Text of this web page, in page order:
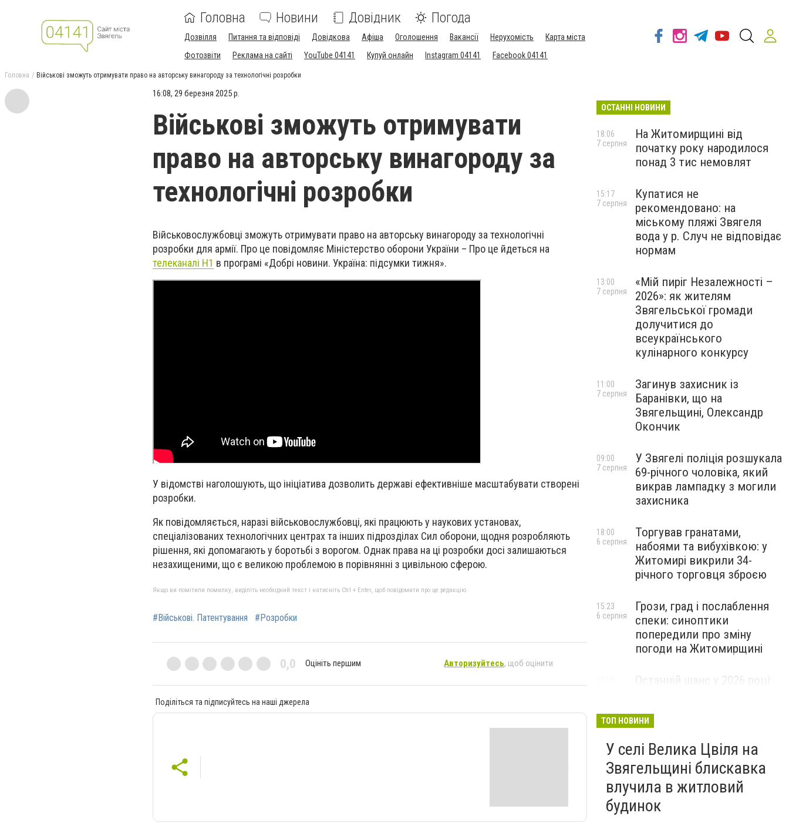
Головна Новини Довідник Погода
Дозвілля Питання та відповіді Довідкова Афіша Оголошення Вакансії Нерухомість
Карта міста
Фотозвіти
Реклама на сайті YouTube 04141 Купуй онлайн Instagram 04141 Facebook 04141
Головна Військові зможуть отримувати право на авторську винагороду за технологічні розробки
16:08, 29 березня 2025 р.
Військові зможуть отримувати
право на авторську винагороду за
технологічні розробки
Військовослужбовці зможуть отримувати право на авторську винагороду за технологічні
розробки для армії. Про це повідомляє Міністерство оборони України – Про це йдеться на
телеканалі Н1 в програмі «Добрі новини. Україна: підсумки тижня».
У відомстві наголошують, що ініціатива дозволить державі ефективніше масштабувати створені
розробки.
Як повідомляється, наразі військовослужбовці, які працюють у наукових установах,
спеціалізованих технологічних центрах та інших підрозділах Сил оборони, щодня розробляють
рішення, які допомагають у боротьбі з ворогом. Однак права на ці розробки досі залишаються
незахищеними, що є великою проблемою в порівнянні з цивільною сферою.
Якщо ви помітили помилку, виділіть необхідний текст і натисніть Ctrl + Enter, щоб повідомити про це редакцію
#Військові. Патентування #Розробки
0,0 Оцініть першим Авторизуйтесь, щоб оцінити
Поділіться та підписуйтесь на наші джерела
ОСТАННІ НОВИНИ
На Житомирщині від
початку року народилося
понад 3 тис немовлят
18:06
7 серпня
Купатися не
рекомендовано: на
міському пляжі Звягеля
вода у р. Случ не відповідає
нормам
15:17
7 серпня
«Мій пиріг Незалежності –
2026»: як жителям
Звягельської громади
долучитися до
всеукраїнського
кулінарного конкурсу
13:00
7 серпня
Загинув захисник із
Баранівки, що на
Звягельщині, Олександр
Окончик
11:00
7 серпня
У Звягелі поліція розшукала
69-річного чоловіка, який
викрав лампадку з могили
захисника
09:00
7 серпня
Торгував гранатами,
набоями та вибухівкою: у
Житомирі викрили 34-
річного торговця зброєю
18:00
6 серпня
Грози, град і послаблення
спеки: синоптики
попередили про зміну
погоди на Житомирщині
15:23
6 серпня
Останній шанс у 2026 році:
майбутніх водійок автобусів
ТОП НОВИНИ
У селі Велика Цвіля на
Звягельщині блискавка
влучила в житловий
будинок